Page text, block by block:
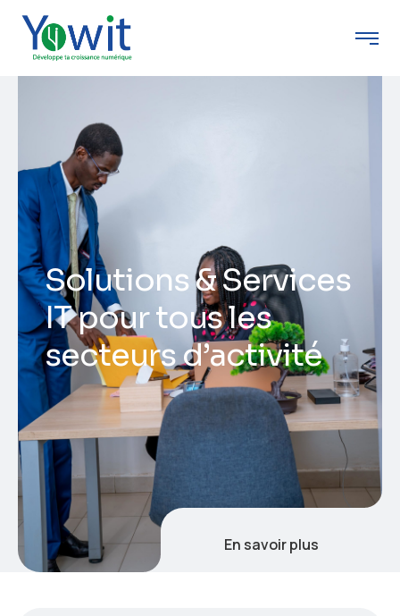
Solutions&Services
ITpourtousles
secteursd’activité
En savoir plus